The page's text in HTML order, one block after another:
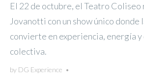
El 22 de octubre, el Teatro Coliseo
Jovanotti con un show único donde
convierte en experiencia, energía y
colectiva.
by DG Experience •